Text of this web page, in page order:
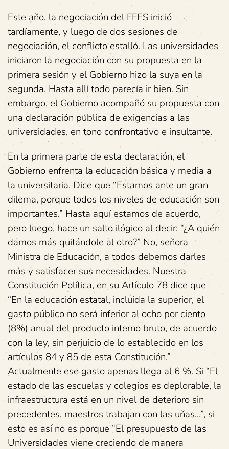
Este año, la negociación del FFES inició
tardíamente, y luego de dos sesiones de
negociación, el conflicto estalló. Las universidades
iniciaron la negociación con su propuesta en la
primera sesión y el Gobierno hizo la suya en la
segunda. Hasta allí todo parecía ir bien. Sin
embargo, el Gobierno acompañó su propuesta con
una declaración pública de exigencias a las
universidades, en tono confrontativo e insultante.
En la primera parte de esta declaración, el
Gobierno enfrenta la educación básica y media a
la universitaria. Dice que “Estamos ante un gran
dilema, porque todos los niveles de educación son
importantes.” Hasta aquí estamos de acuerdo,
pero luego, hace un salto ilógico al decir: “¿A quién
damos más quitándole al otro?” No, señora
Ministra de Educación, a todos debemos darles
más y satisfacer sus necesidades. Nuestra
Constitución Política, en su Artículo 78 dice que
“En la educación estatal, incluida la superior, el
gasto público no será inferior al ocho por ciento
(8%) anual del producto interno bruto, de acuerdo
con la ley, sin perjuicio de lo establecido en los
artículos 84 y 85 de esta Constitución.”
Actualmente ese gasto apenas llega al 6 %. Si “El
estado de las escuelas y colegios es deplorable, la
infraestructura está en un nivel de deterioro sin
precedentes, maestros trabajan con las uñas…”, si
esto es así no es porque “El presupuesto de las
Universidades viene creciendo de manera